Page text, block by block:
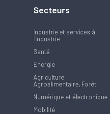
Secteurs
Industrie et services à
l'industrie
Santé
Energie
Agriculture,
Agroalimentaire, Forêt
Numérique et électronique
Mobilité